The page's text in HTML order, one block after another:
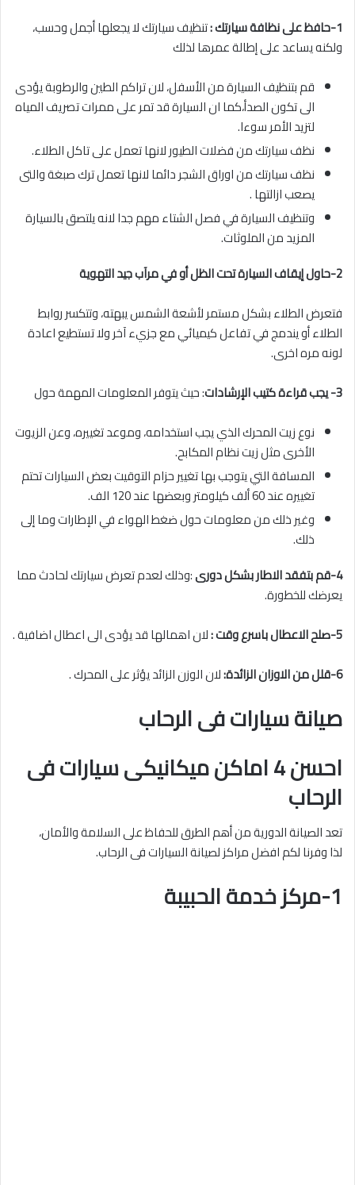
1-حافظ على نظافة سيارتك :
تنظيف سيارتك لا يجعلها أجمل وحسب،
ولكنه يساعد على إطالة عمرها لذلك
قم بتنظيف السيارة من الأسفل، لان تراكم الطين والرطوبة يؤدى
الى تكون الصدأ،كما ان السيارة قد تمر على ممرات تصريف المياه
لتزيد الأمر سوءا.
نظف سيارتك من فضلات الطيور لانها تعمل على تاكل الطلاء.
نظف سيارتك من اوراق الشجر دائما لانها تعمل ترك صبغة والتى
يصعب ازالتها .
وتنظيف السيارة في فصل الشتاء مهم جدا لانه يلتصق بالسيارة
المزيد من الملوثات.
2-حاول إيقاف السيارة تحت الظل أو في مرآب جيد التهوية
فتعرض الطلاء بشكل مستمر لأشعة الشمس يبهته، وتتكسر روابط
الطلاء أو يندمج في تفاعل كيميائي مع جزيء آخر ولا تستطيع اعادة
لونه مره اخرى.
3- يجب قراءة كتيب الإرشادات
: حيث يتوفر المعلومات المهمة حول
نوع زيت المحرك الذي يجب استخدامه، وموعد تغييره، وعن الزيوت
الأخرى مثل زيت نظام المكابح.
المسافة التي يتوجب بها تغيير حزام التوقيت بعض السيارات تحتم
تغييره عند 60 ألف كيلومتر وبعضها عند 120 الف.
وغير ذلك من معلومات حول ضغط الهواء في الإطارات وما إلى
ذلك.
4-قم بتفقد الاطار بشكل دورى
:وذلك لعدم تعرض سيارتك لحادث مما
يعرضك للخطورة.
5-صلح الاعطال باسرع وقت :
لان اهمالها قد يؤدى الى اعطال اضافية .
6-قلل من الاوزان الزائدة:
لان الوزن الزائد يؤثر على المحرك .
صيانة سيارات فى الرحاب
احسن 4 اماكن ميكانيكى سيارات فى
الرحاب
تعد الصيانة الدورية من أهم الطرق للحفاظ على السلامة والأمان،
لذا وفرنا لكم افضل مراكز لصيانة السيارات فى الرحاب.
1-مركز خدمة الحبيبة